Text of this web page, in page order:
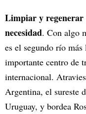
Limpiar y regenerar
necesidad. Con algo
es el segundo río
importante centro de
internacional.
Argentina, el sureste
Uruguay, y bordea